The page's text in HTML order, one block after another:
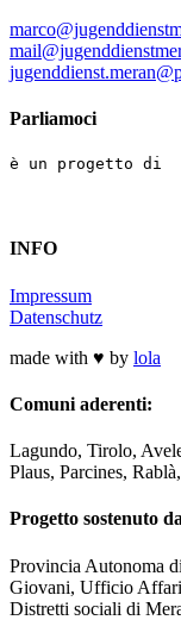
Parliamoci
è un progetto di
INFO
Impressum
Datenschutz
made with ♥ by lola
Comuni aderenti:
Lagundo, Tirolo,
Plaus, Parcines,
Progetto sostenuto da
Provincia Autonoma
Giovani, Ufficio
Distretti sociali di